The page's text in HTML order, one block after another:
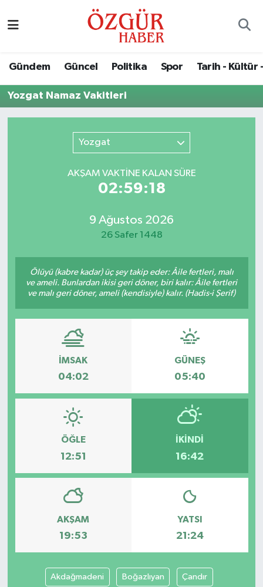
Gündem Güncel Politika Spor Tarih - Kültür
Yozgat Namaz Vakitleri
Yozgat
AKŞAM VAKTİNE KALAN SÜRE
02:59:18
9 Ağustos 2026
26 Safer 1448
Ölüyü (kabre kadar) üç şey takip eder: Âile fertleri, malı
ve ameli. Bunlardan ikisi geri döner, biri kalır: Âile fertleri
ve malı geri döner, ameli (kendisiyle) kalır. (Hadis-i Şerif)
İMSAK
04:02
GÜNEŞ
05:40
ÖĞLE
12:51
İKINDI
16:42
AKŞAM
19:53
YATSI
21:24
Akdağmadeni Boğazlıyan Çandır
Ekonomi
Sağlık
Tarih - Kültür - Sanat - Turizm
Yaşam
Nöbetçi Eczaneler
Trafik Durumu
Tüm Manşetler
Son Dakika Haberleri